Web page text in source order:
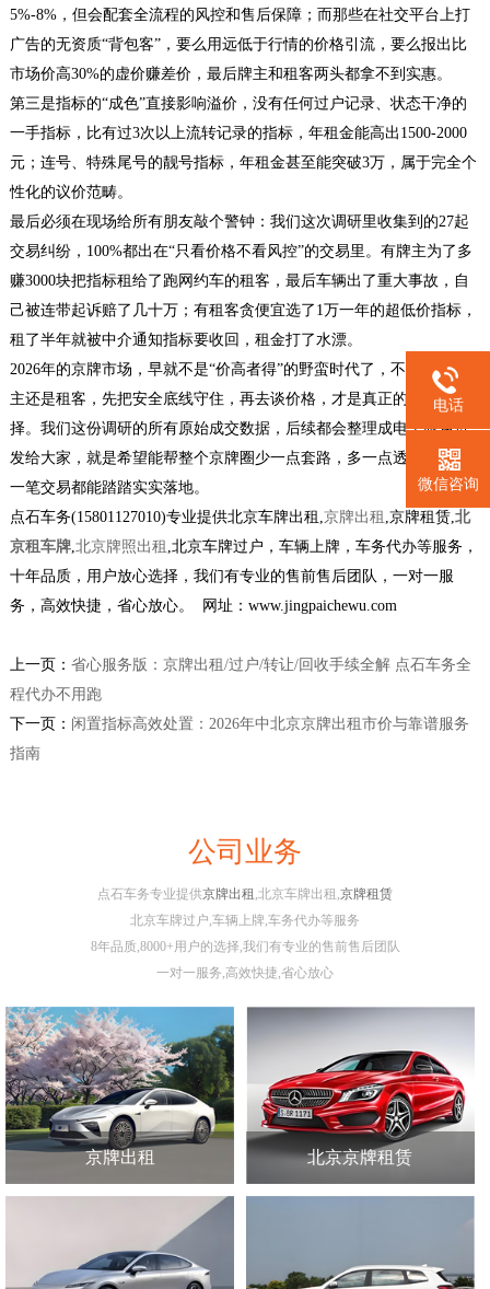
5%-8%，但会配套全流程的风控和售后保障；而那些在社交平台上打
广告的无资质“背包客”，要么用远低于行情的价格引流，要么报出比
市场价高30%的虚价赚差价，最后牌主和租客两头都拿不到实惠。
第三是指标的“成色”直接影响溢价，没有任何过户记录、状态干净的
一手指标，比有过3次以上流转记录的指标，年租金能高出1500-2000
元；连号、特殊尾号的靓号指标，年租金甚至能突破3万，属于完全个
性化的议价范畴。
最后必须在现场给所有朋友敲个警钟：我们这次调研里收集到的27起
交易纠纷，100%都出在“只看价格不看风控”的交易里。有牌主为了多
赚3000块把指标租给了跑网约车的租客，最后车辆出了重大事故，自
己被连带起诉赔了几十万；有租客贪便宜选了1万一年的超低价指标，
租了半年就被中介通知指标要收回，租金打了水漂。
2026年的京牌市场，早就不是“价高者得”的野蛮时代了，不管你是牌
主还是租客，先把安全底线守住，再去谈价格，才是真正的明智选
择。我们这份调研的所有原始成交数据，后续都会整理成电子版免费
发给大家，就是希望能帮整个京牌圈少一点套路，多一点透明，让每
一笔交易都能踏踏实实落地。
点石车务(15801127010)专业提供北京车牌出租, 京牌出租 ,京牌租赁, 北
京租车牌, 北京牌照出租 ,北京车牌过户，车辆上牌，车务代办等服务，
十年品质，用户放心选择，我们有专业的售前售后团队，一对一服
务，高效快捷，省心放心。 网址：www.jingpaichewu.com
上一页： 省心服务版：京牌出租/过户/转让/回收手续全解 点石车务全
程代办不用跑
下一页： 闲置指标高效处置：2026年中北京京牌出租市价与靠谱服务
指南
公司业务
点石车务专业提供京牌出租 ,北京车牌出租,京牌租赁
北京车牌过户,车辆上牌,车务代办等服务
8年品质,8000+用户的选择,我们有专业的售前售后团队
一对一服务,高效快捷,省心放心
京牌出租 北京京牌租赁
电话
微信咨询